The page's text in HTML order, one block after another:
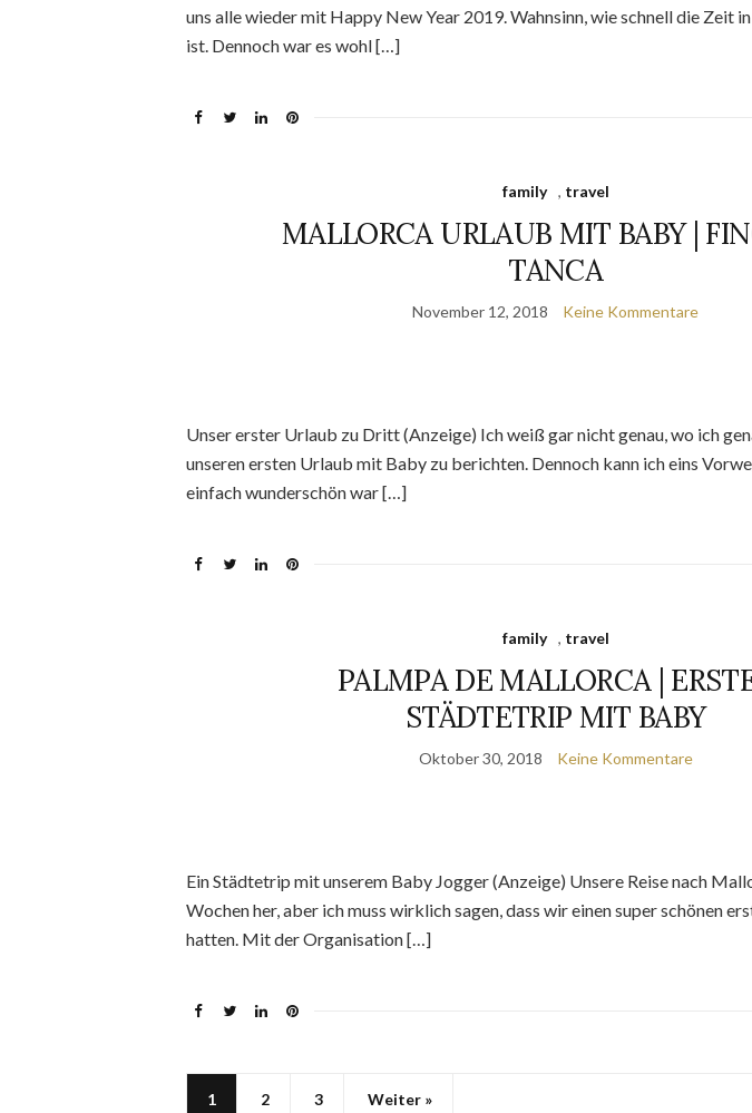
uns alle wieder mit Happy New Year 2019. Wahnsinn, wie schnell die Zeit
ist. Dennoch war es wohl […]
family , travel
MALLORCA URLAUB MIT BABY |
TANCA
November 12, 2018 Keine Kommentare
Unser erster Urlaub zu Dritt (Anzeige) Ich weiß gar nicht genau, wo ich
unseren ersten Urlaub mit Baby zu berichten. Dennoch kann ich eins
einfach wunderschön war […]
family , travel
PALMPA DE MALLORCA |
STÄDTETRIP MIT BABY
Oktober 30, 2018 Keine Kommentare
Ein Städtetrip mit unserem Baby Jogger (Anzeige) Unsere Reise nach
Wochen her, aber ich muss wirklich sagen, dass wir einen super schönen
hatten. Mit der Organisation […]
1 2 3 Weiter »